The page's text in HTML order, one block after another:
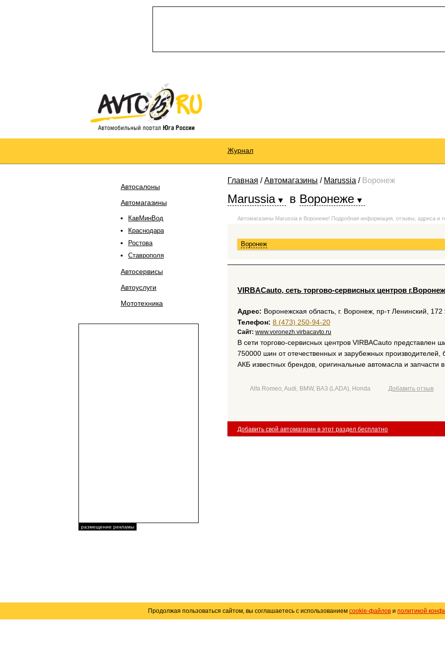
Журнал
Автосалоны
Автомагазины
КавМинВод
Краснодара
Ростова
Ставрополя
Автосервисы
Автоуслуги
Мототехника
размещение рекламы
Главная /Автомагазины / Marussia / Воронеж
Marussia в Воронеже
Автомагазины Marussia в Воронеже! Подробная информация, отзывы, адреса и
Воронеж
VIRBACauto, сеть торгово-сервисных центров
Адрес: Воронежская область, г. Воронеж, пр-т Ленинский, 172
Телефон: 8 (473) 250-94-20
Сайт: www.voronezh.virbacavto.ru
В сети торгово-сервисных центров VIRBAСauto представлен
750000 шин от отечественных и зарубежных
АКБ известных брендов, оригинальные автомасла и запчасти
Alfa Romeo, Audi, BMW, ВАЗ (LADA), Honda Добавить отзыв
Добавить свой автомагазин в этот раздел бесплатно
Продолжая пользоваться сайтом, вы соглашаетесь с использованием cookie-файлов и политикой